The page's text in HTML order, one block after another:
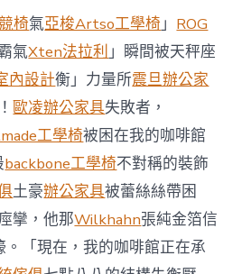
西
8
月
前
去
馬
國
與
柔
佛
J
億
嵐
辦
公
椅氣亞梭Artso工學椅 」 ROG
氣Xten法拉利 」瞬間被天秤座
內設計衡」力量所震旦辦公家
歐凌辦公家具失敗者，
工學椅被困在我的咖啡館
backbone工學椅不對稱的裝飾
土豪辦公家具被蕾絲絲帶困
攣，他那Wilkhahn張純金箔信
。「現在，我的咖啡館正在承